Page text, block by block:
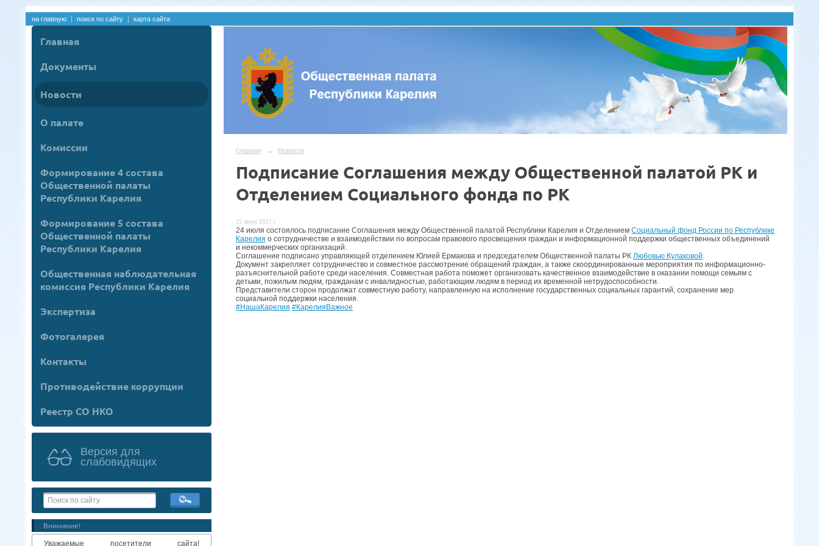
на главную поиск по сайту карта сайта
Главная
Документы
Новости
О палате
Комиссии
Формирование 4 состава
Общественной палаты
Республики Карелия
Формирование 5 состава
Общественной палаты
Республики Карелия
Общественная наблюдательная
комиссия Республики Карелия
Экспертиза
Фотогалерея
Контакты
Противодействие коррупции
Реестр СО НКО
Версия для
слабовидящих
Внимание!
Уважаемые посетители сайта!
Главная → Новости
Подписание Соглашения между Общественной палатой РК и
Отделением Социального фонда по РК
25 июля 2023 г.
24 июля состоялось подписание Соглашения между Общественной палатой Республики Карелия и Отделением Социальный фонд России по Республике
Карелия о сотрудничестве и взаимодействии по вопросам правового просвещения граждан и информационной поддержки общественных объединений
и некоммерческих организаций.
Соглашение подписано управляющей отделением Юлией Ермакова и председателем Общественной палаты РК Любовью Кулаковой
Документ закрепляет сотрудничество и совместное рассмотрение обращений граждан, а также скоординированные мероприятия по информационно-
разъяснительной работе среди населения. Совместная работа поможет организовать качественное взаимодействие в оказании помощи семьям с
детьми, пожилым людям, гражданам с инвалидностью, работающим людям в период их временной нетрудоспособности.
Представители сторон продолжат совместную работу, направленную на исполнение государственных социальных гарантий, сохранение мер
социальной поддержки населения.
#НашаКарелия #КарелияВажное